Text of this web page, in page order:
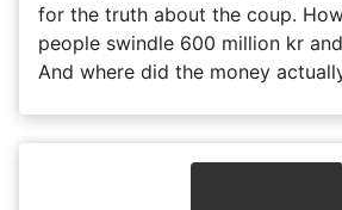
for the truth about the coup.
people swindle 600 million kr
And where did the money